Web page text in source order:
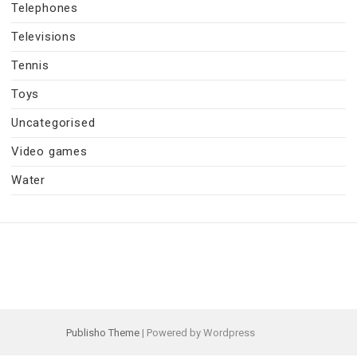
Telephones
Televisions
Tennis
Toys
Uncategorised
Video games
Water
Publisho Theme | Powered by Wordpress